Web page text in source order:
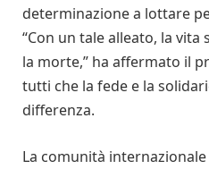
determinazione a lottare
“Con un tale alleato, la
la morte,” ha affermato il
tutti che la fede e la
differenza.
La comunità